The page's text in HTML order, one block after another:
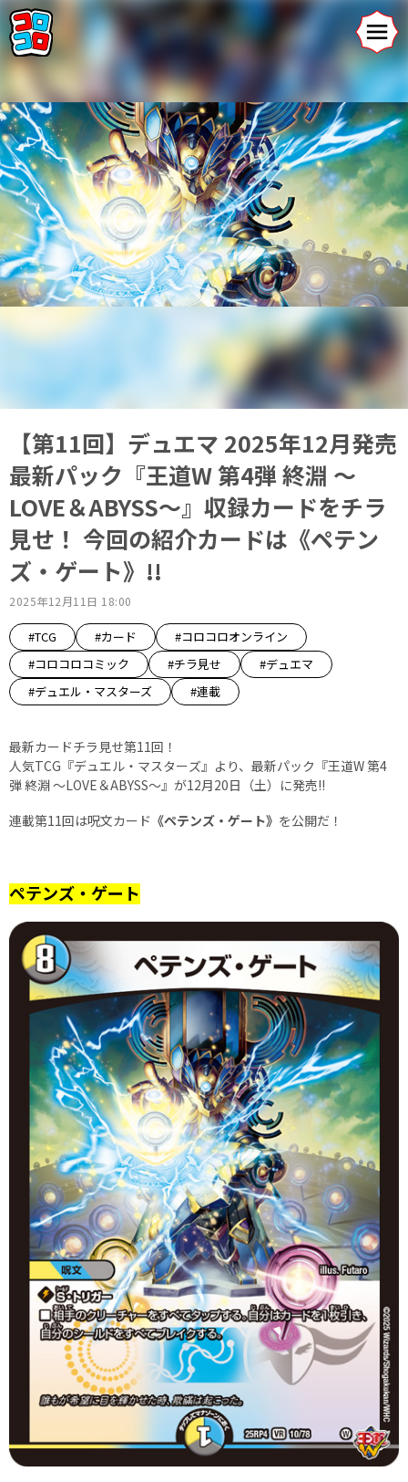
【第11回】デュエマ 2025年12月発売
最新パック『王道W 第4弾 終淵 ～
LOVE＆ABYSS～』収録カードをチラ
見せ！ 今回の紹介カードは《ペテン
ズ・ゲート》!!
2025年12月11日 18:00
#TCG #カード
#コロコロオンライン
#コロコロコミック
#チラ見せ
#デュエマ
#デュエル・マスターズ
#連載
最新カードチラ見せ第11回！
人気TCG『デュエル・マスターズ』より、最新パック『王道W 第4
弾 終淵 ～LOVE＆ABYSS～』が12月20日（土）に発売!!
連載第11回は呪文カード 《ペテンズ・ゲート》 を公開だ！
ペテンズ・ゲート